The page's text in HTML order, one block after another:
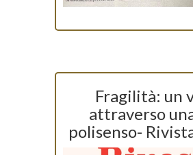
Fragilità: un
attraverso
polisenso-